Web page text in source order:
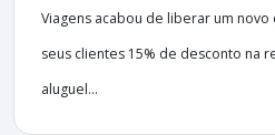
Viagens acabou de liberar um
seus clientes 15% de desconto na
aluguel...